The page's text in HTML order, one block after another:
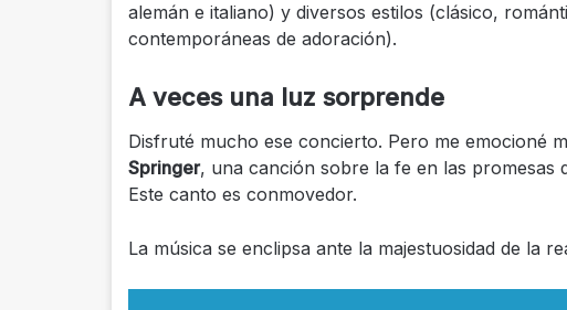
alemán e italiano) y diversos estilos (clásico,
contemporáneas de adoración).
A veces una luz sorprende
Disfruté mucho ese concierto. Pero me emocioné
Springer, una canción sobre la fe en las promesas
Este canto es conmovedor.
La música se enclipsa ante la majestuosidad de la